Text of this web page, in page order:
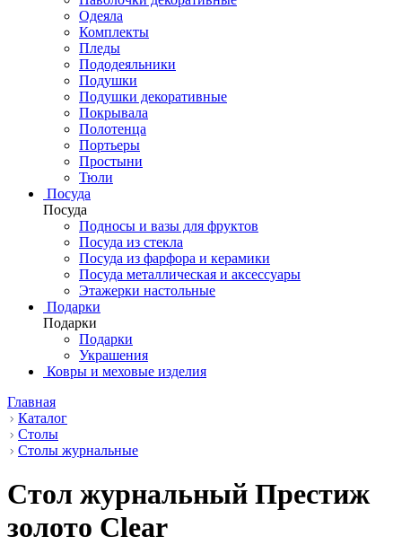
Одеяла
Комплекты
Пледы
Пододеяльники
Подушки
Подушки декоративные
Покрывала
Полотенца
Портьеры
Простыни
Тюли
Посуда
Посуда
Подносы и вазы для фруктов
Посуда из стекла
Посуда из фарфора и керамики
Посуда металлическая и аксессуары
Этажерки настольные
Подарки
Подарки
Подарки
Украшения
Ковры и меховые изделия
Главная
Каталог
Столы
Столы журнальные
Стол журнальный Престиж
золото Clear